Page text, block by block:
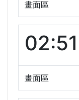
畫面區
畫面區